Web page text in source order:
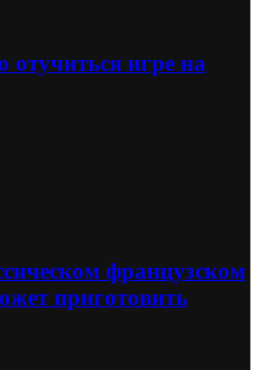
игре на
французском
приготовить